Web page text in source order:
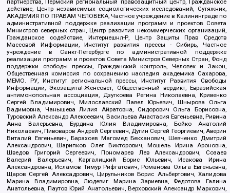
партнерства, Пермский региональный правозащитный центр, Гражданское
действие, Центр независимых социологических исследований, Сутяжник,
АКАДЕМИЯ ПО ПРАВАМ ЧЕЛОВЕКА, Частное учреждение в Калининграде по
административной поддержке реализации программ и проектов Совета
Министров северных стран, Центр развития некоммерческих организаций,
Гражданское содействие, Интернешнл-Р, Центр Защиты Прав Средств
Массовой Информации, Институт развития прессы - Сибирь, Частное
учреждение в Санкт-Петербурге по административной поддержке
реализации программ и проектов Совета Министров Северных Стран, Фонд
поддержки свободы прессы, Гражданский контроль, Человек и Закон,
Общественная комиссия по сохранению наследия академика Сахарова,
МЕМО. РУ, Институт региональной прессы, Институт Развития Свободы
Информации, Экозащита!-Женсовет, Общественный вердикт, Евразийская
антимонопольная ассоциация, Дзугкоева Регина Николаевна, Кривенко
Сергей Владимирович, Милославский Павел Юрьевич, Шнырова Ольга
Вадимовна, Чанышева Лилия Айратовна, Сидорович Ольга Борисовна,
Туровский Александр Алексеевич, Васильева Анастасия Евгеньевна, Ривина
Анна Валерьевна, Бурдина Юлия Владимировна, Бойко Анатолий
Николаевич, Пивоваров Андрей Сергеевич, Дугин Сергей Георгиевич, Аверин
Виталий Евгеньевич, Барахоев Магомед Бекханович, Шевченко Дмитрий
Александрович, Шарипков Олег Викторович, Мошель Ирина Ароновна,
Шведов Григорий Сергеевич, Пономарев Лев Александрович, Созаев
Валерий Валерьевич, Каргалицкий Борис Юльевич, Исакова Ирина
Александровна, Исламов Тимур Рифгатович, Романова Ольга Евгеньевна,
Щаров Сергей Алексадрович, Цирульников Борис Альбертович, Халидова
Марина Владимировна, Людевиг Марина Зариевна, Федотова Галина
Анатольевна, Паутов Юрий Анатольевич, Верховский Александр Маркович,